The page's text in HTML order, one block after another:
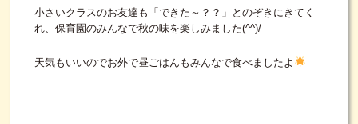
小さいクラスのお友達も「できた～？？」とのぞきにきてく
れ、保育園のみんなで秋の味を楽しみました(^^)/
天気もいいのでお外で昼ごはんもみんなで食べましたよ